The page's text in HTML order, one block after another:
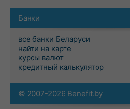
Банки
все банки Беларуси
найти на карте
курсы валют
кредитный калькулятор
© 2007-2026 Benefit.by